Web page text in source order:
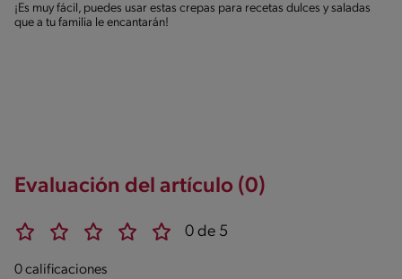
¡Es muy fácil, puedes usar estas crepas para recetas dulces y saladas
que a tu familia le encantarán!
Evaluación del artículo (0)
0 de 5
0 calificaciones